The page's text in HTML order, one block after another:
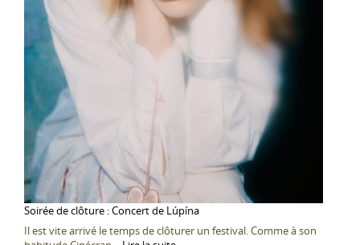
Soirée de clôture : Concert de Lúpína
Il est vite arrivé le temps de clôturer un festival. Comme à son